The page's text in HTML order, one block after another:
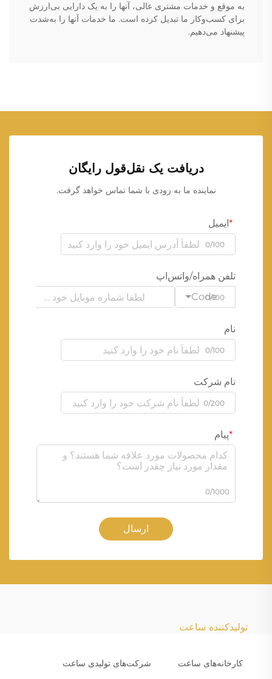
به موقع و خدمات مشتری عالی، آنها را به یک دارایی بی‌ارزش
برای کسب‌وکار ما تبدیل کرده است. ما خدمات آنها را به‌شدت
پیشنهاد می‌دهیم.
دریافت یک نقل‌قول رایگان
نماینده ما به زودی با شما تماس خواهد گرفت.
ایمیل
0/100
تلفن همراه/واتس‌اپ
Code
0/100
نام
0/100
نام شرکت
0/200
پیام
0/1000
ارسال
تولیدکننده ساعت
کارخانه‌های ساعت شرکت‌های تولیدی ساعت